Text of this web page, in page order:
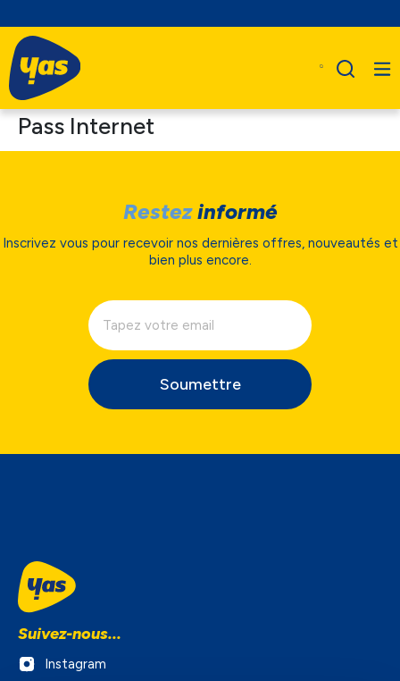
Pass Internet
Restezinformé
Inscrivez vous pour recevoir nos dernières offres, nouveautés et
bien plus encore.
Soumettre
Suivez-nous...
Instagram